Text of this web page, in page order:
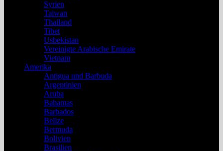
Syrien
Taiwan
Thailand
Tibet
Usbekistan
Vereinigte Arabische Emirate
Vietnam
Amerika
Antigua und Barbuda
Argentinien
Aruba
Bahamas
Barbados
Belize
Bermuda
Bolivien
Brasilien